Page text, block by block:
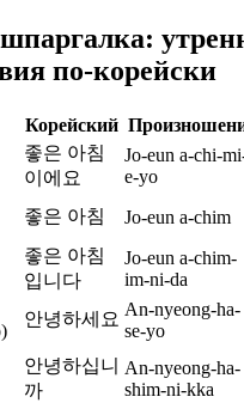
по-корейски
Корейский
좋은 아침
이에요
Jo-eun a-chi-
e-yo
좋은 아침 Jo-eun a-chim
좋은 아침
입니다
Jo-eun a-chim-
im-ni-da
안녕하세요 An-nyeong-ha-
se-yo
안녕하십니
까
An-nyeong-ha-
shim-ni-kka